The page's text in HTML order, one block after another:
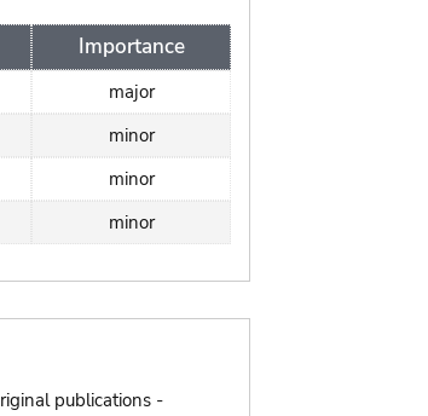
Importance
major
minor
minor
minor
publications -